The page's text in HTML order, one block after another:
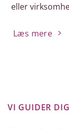
eller
Læs mere
VI GUIDER